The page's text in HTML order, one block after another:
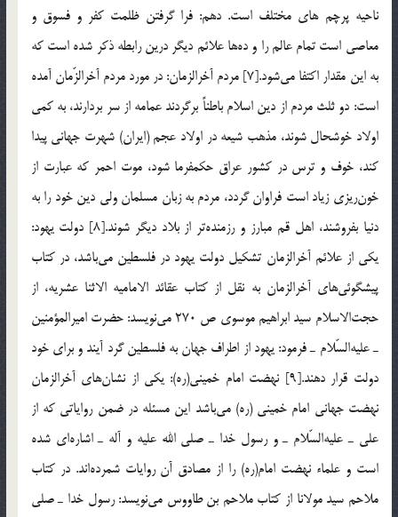
ناحيه پرچم هاي مختلف است. دهم: فرا گرفتن ظلمت كفر و فسوق و
معاصي است تمام عالم را و ده‌ها علائم ديگر درين رابطه ذكر شده است که
به اين مقدار اكتفا مي‌شود.[7] مردم آخرالزمان: در مورد مردم آخرالزّمان آمده
است: دو ثلث مردم از دين اسلام باطناً برگردند عمامه از سر بردارند، به كمي
اولاد خوشحال شوند، مذهب شيعه در اولاد عجم (ايران) شهرت جهاني پيدا
كند، خوف و ترس در كشور عراق حكمفرما شود، موت احمر كه عبارت از
خون‌ريزي زياد است فراوان گردد، مردم به زبان مسلمان ولي دين خود را به
دنيا بفروشند، اهل قم مبارز و رزمنده‌تر از بلاد ديگر شوند.[8] دولت يهود:
يكي از علائم آخرالزمان تشكيل دولت يهود در فلسطين مي‌باشد، در كتاب
پيشگوئي‌هاي آخرالزمان به نقل از كتاب عقائد الاماميه الاثنا عشريه، از
حجت‌الاسلام سيد ابراهيم موسوي ص 270 مي‌نويسد: حضرت اميرالمؤمنين
ـ عليه‌السّلام ـ فرمود: يهود از اطراف جهان به فلسطين گرد آيند و براي خود
دولت قرار دهند.[9] نهضت امام خميني(ره): يكي از نشان‌هاي آخرالزمان
نهضت جهاني امام خميني (ره) مي‌باشد اين مسئله در ضمن رواياتي كه از
علي ـ عليه‌السّلام ـ و رسول خدا ـ صلي الله عليه و آله ـ اشاره‌اي شده
است و علماء نهضت امام(ره) را از مصادق آن روايات شمرده‌اند. در كتاب
ملاحم سيد مولانا از كتاب ملاحم بن طاووس مي‌نويسد: رسول خدا ـ صلي